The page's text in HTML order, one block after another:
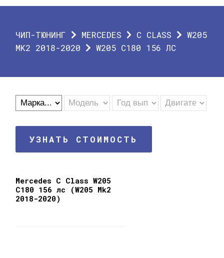
О КОМПАНИИ
ГАРАНТИЯ
ЧИП-ТЮНИНГ MERCEDES C CLASS
W205
MK2 2018-2020
W205 C180 156 ЛС
УЗНАТЬ СТОИМОСТЬ
Mercedes C Class W205
C180 156 лс (W205 Mk2
2018-2020)